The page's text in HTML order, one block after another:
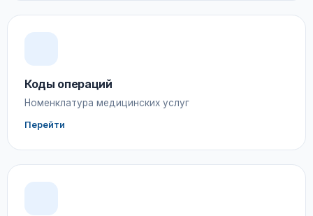
Коды операций
Номенклатура медицинских услуг
Перейти